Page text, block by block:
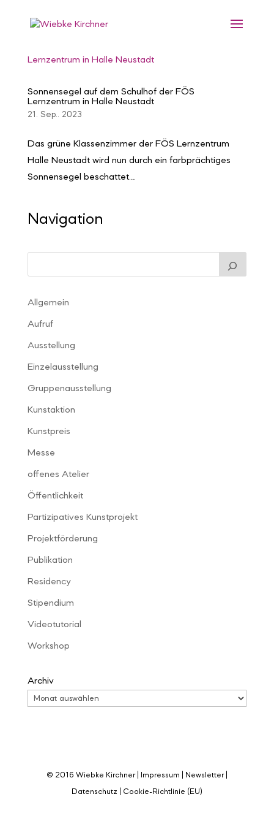
Sonnensegel auf dem Schulhof der FÖS
Lernzentrum in Halle Neustadt
21. Sep.. 2023
Das grüne Klassenzimmer der FÖS Lernzentrum
Halle Neustadt wird nun durch ein farbprächtiges
Sonnensegel beschattet…
Navigation
Allgemein
Aufruf
Ausstellung
Einzelausstellung
Gruppenausstellung
Kunstaktion
Kunstpreis
Messe
offenes Atelier
Öffentlichkeit
Partizipatives Kunstprojekt
Projektförderung
Publikation
Residency
Stipendium
Videotutorial
Workshop
Archiv
© 2016 Wiebke Kirchner | Impressum Newsletter|
Datenschutz Cookie-Richtlinie (EU)